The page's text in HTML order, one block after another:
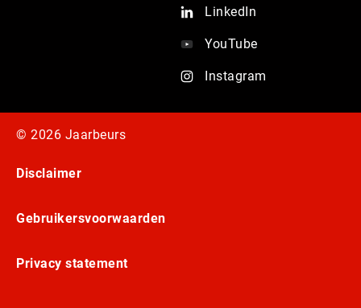
LinkedIn
YouTube
Instagram
© 2026 Jaarbeurs
Disclaimer
Gebruikersvoorwaarden
Privacy statement